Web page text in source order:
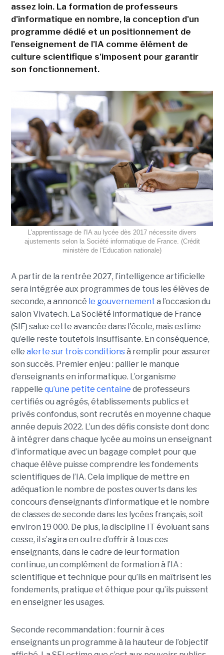
assez loin. La formation de professeurs
d'informatique en nombre, la conception d'un
programme dédié et un positionnement de
l'enseignement de l'IA comme élément de
culture scientifique s'imposent pour garantir
son fonctionnement.
L'apprentissage de l'IA au lycée dès 2017 nécessite divers
ajustements selon la Société informatique de France. (Crédit
ministère de l'Education nationale)
A partir de la rentrée 2027, l’intelligence artificielle
sera intégrée aux programmes de tous les élèves de
seconde, a annoncé le gouvernement a l’occasion du
salon Vivatech. La Société́ informatique de France
(SIF) salue cette avancée dans l'école, mais estime
qu’elle reste toutefois insuffisante. En conséquence,
elle alerte sur trois conditionsà remplir pour assurer
son succès. Premier enjeu : pallier le manque
d’enseignants en informatique. L’organisme
rappelle qu’une petite centaine de professeurs
certifiés ou agrégés, établissements publics et
privés confondus, sont recrutés en moyenne chaque
année depuis 2022. L’un des défis consiste dont donc
à intégrer dans chaque lycée au moins un enseignant
d’informatique avec un bagage complet pour que
chaque élève puisse comprendre les fondements
scientifiques de l’IA. Cela implique de mettre en
adéquation le nombre de postes ouverts dans les
concours d’enseignants d’informatique et le nombre
de classes de seconde dans les lycées français, soit
environ 19 000. De plus, la discipline IT évoluant sans
cesse, il s’agira en outre d’offrir à tous ces
enseignants, dans le cadre de leur formation
continue, un complément de formation à l’IA :
scientifique et technique pour qu’ils en maîtrisent les
fondements, pratique et éthique pour qu’ils puissent
en enseigner les usages.
Seconde recommandation : fournir à ces
enseignants un programme à la hauteur de l’objectif